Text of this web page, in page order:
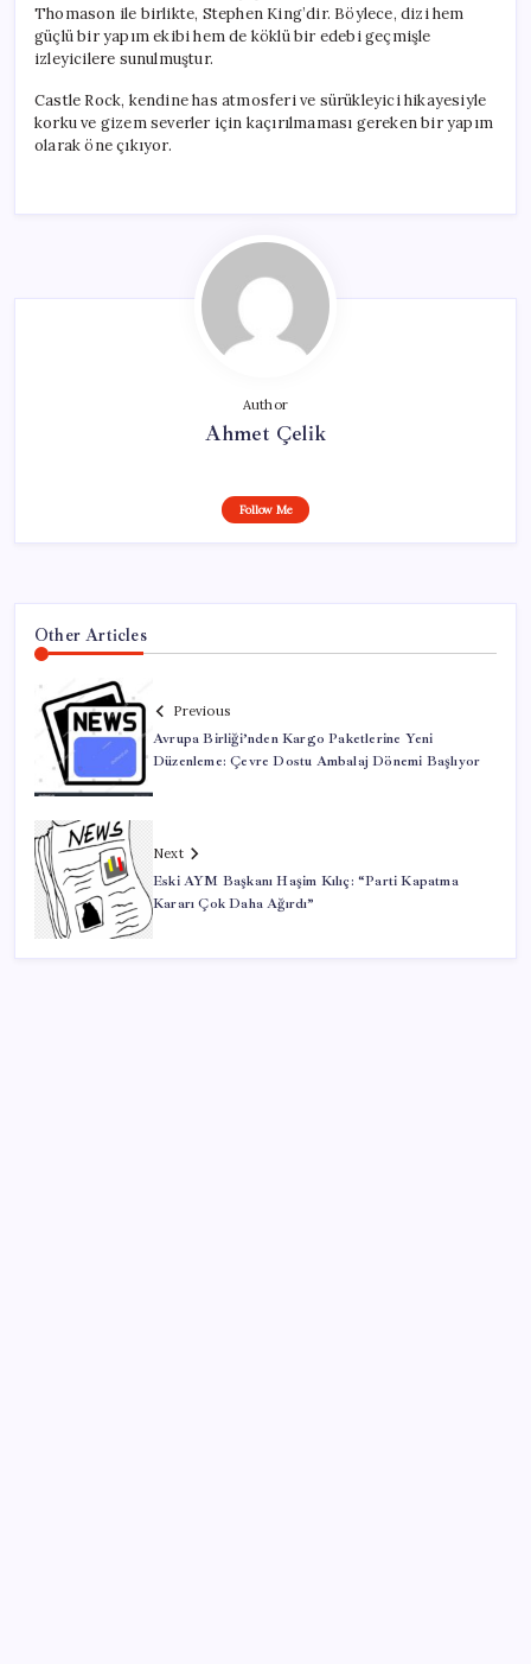
Thomason ile birlikte, Stephen King’dir. Böylece, dizi hem
güçlü bir yapım ekibi hem de köklü bir edebi geçmişle
izleyicilere sunulmuştur.
Castle Rock, kendine has atmosferi ve sürükleyici hikayesiyle
korku ve gizem severler için kaçırılmaması gereken bir yapım
olarak öne çıkıyor.
Author
Ahmet Çelik
Follow Me
Other Articles
Previous
Avrupa Birliği’nden Kargo Paketlerine Yeni
Düzenleme: Çevre Dostu Ambalaj Dönemi Başlıyor
Next
Eski AYM Başkanı Haşim Kılıç: “Parti Kapatma
Kararı Çok Daha Ağırdı”